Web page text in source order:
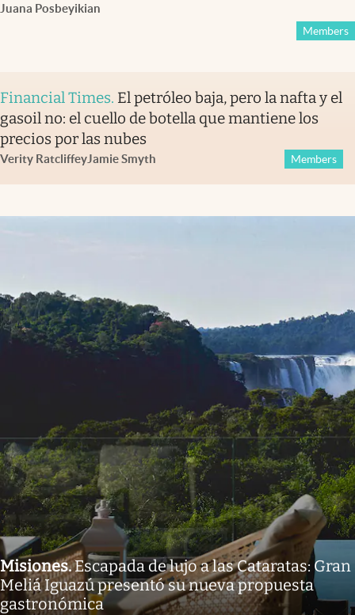
Juana Posbeyikian
Members
Financial Times. El petróleo baja, pero la nafta y el
gasoil no: el cuello de botella que mantiene los
precios por las nubes
Verity RatcliffeyJamie Smyth Members
Misiones.Escapada de lujo a las Cataratas: Gran
Meliá Iguazú presentó su nueva propuesta
gastronómica